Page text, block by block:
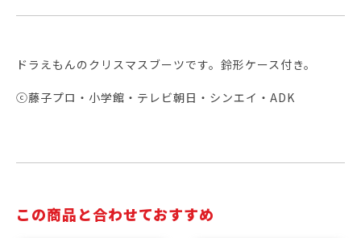
ドラえもんのクリスマスブーツです。鈴形ケース付き。
ⓒ藤子プロ・小学館・テレビ朝日・シンエイ・ADK
この商品と合わせておすすめ